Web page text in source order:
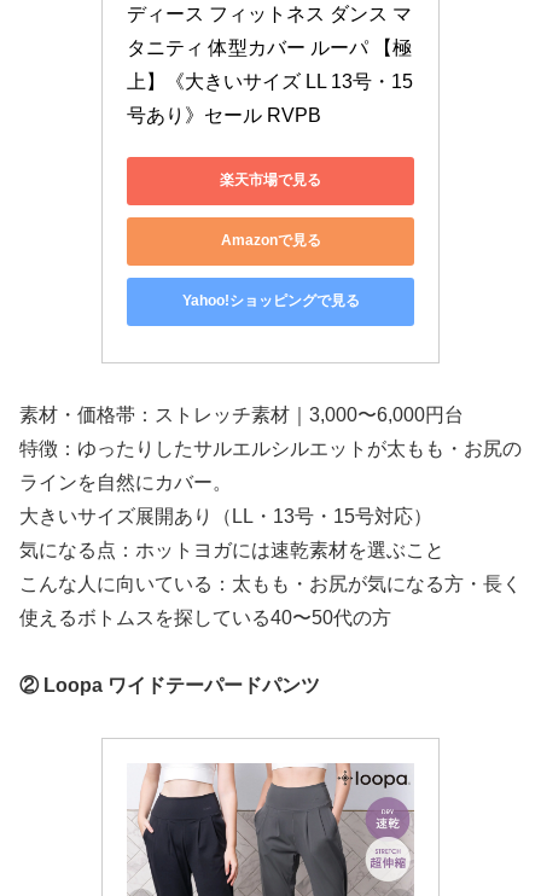
ディース フィットネス ダンス マ
タニティ 体型カバー ルーパ 【極
上】《大きいサイズ LL 13号・15
号あり》セール RVPB
楽天市場で見る
Amazonで見る
Yahoo!ショッピングで見る
素材・価格帯：ストレッチ素材｜3,000〜6,000円台
特徴：ゆったりしたサルエルシルエットが太もも・お尻の
ラインを自然にカバー。
大きいサイズ展開あり（LL・13号・15号対応）
気になる点：ホットヨガには速乾素材を選ぶこと
こんな人に向いている：太もも・お尻が気になる方・長く
使えるボトムスを探している40〜50代の方
② Loopa ワイドテーパードパンツ